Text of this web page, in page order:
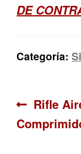
DE
Categoría:
de
Rifle